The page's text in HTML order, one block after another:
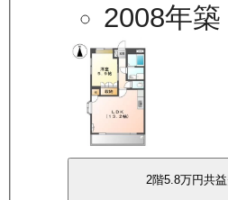
2008年築
2階5.8万円共